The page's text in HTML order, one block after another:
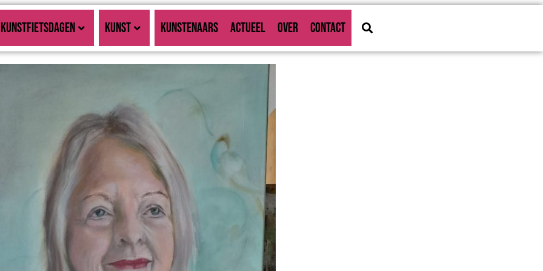
KUNSTFIETSDAGEN KUNST KUNSTENAARS ACTUEEL OVER CONTACT